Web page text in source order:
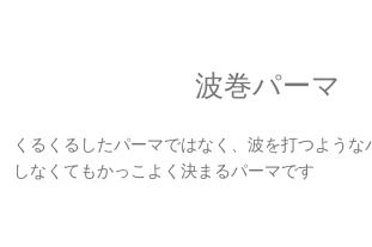
波巻パーマ
くるくるしたパーマではなく、波を打つような
しなくてもかっこよく決まるパーマです